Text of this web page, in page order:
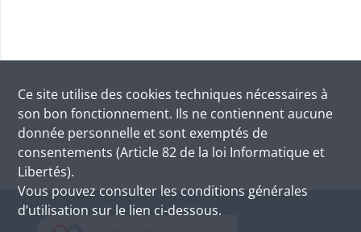
Ce site utilise des cookies techniques nécessaires à
son bon fonctionnement. Ils ne contiennent aucune
donnée personnelle et sont exemptés de
consentements (Article 82 de la loi Informatique et
Libertés).
Vous pouvez consulter les conditions générales
d’utilisation sur le lien ci-dessous.